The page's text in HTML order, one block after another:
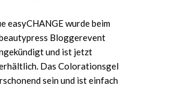
easyCHANGE wurde beim
Bloggerevent
und ist jetzt
Das Colorationsgel
sein und ist einfach